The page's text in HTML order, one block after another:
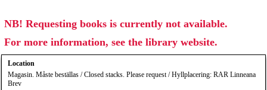
NB! Requesting books is currently not available.
For more information, see the library website.
Location
Magasin. Måste beställas / Closed stacks. Please request / Hyllplacering: RAR Linneana
Brev